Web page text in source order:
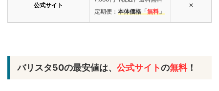
公式サイト
定期便： 本体価格「無料」
✕
バリスタ50の最安値は、 公式サイトの無料！